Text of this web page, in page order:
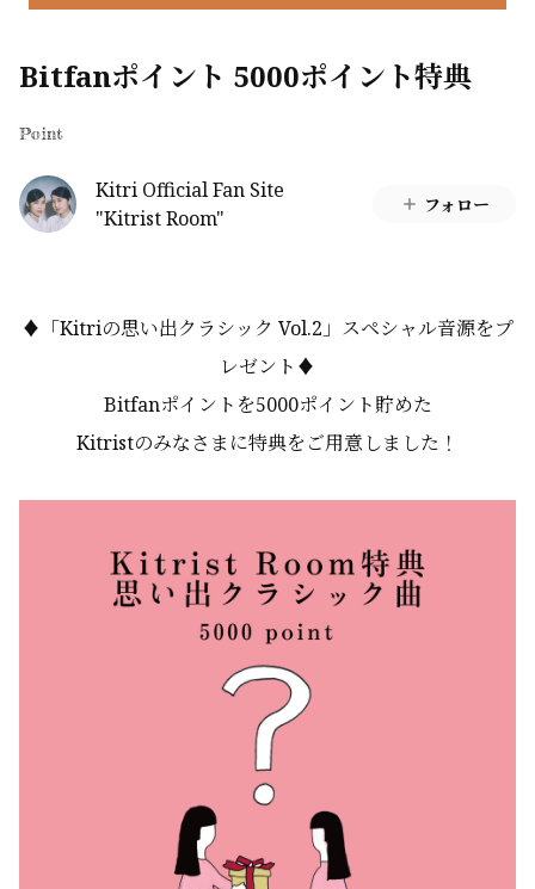
Bitfanポイント 5000ポイント特典
Point
Kitri Official Fan Site
"Kitrist Room"
フォロー
♦「Kitriの思い出クラシック Vol.2」スペシャル音源をプ
レゼント ♦
Bitfanポイントを5000ポイント貯めた
Kitristのみなさまに特典をご用意しました！